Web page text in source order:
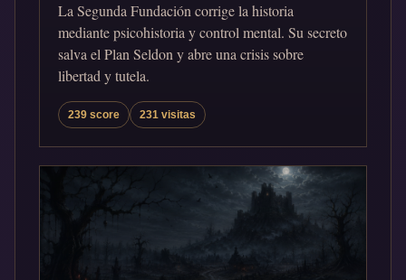
La Segunda Fundación corrige la historia
mediante psicohistoria y control mental. Su secreto
salva el Plan Seldon y abre una crisis sobre
libertad y tutela.
239 score 231 visitas